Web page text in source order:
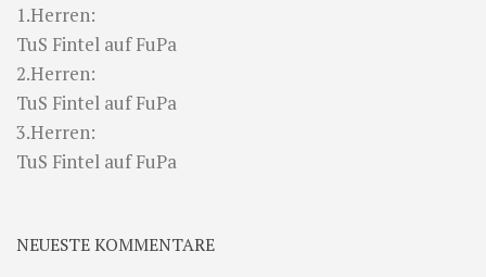
1.Herren:
TuS Fintel auf FuPa
2.Herren:
TuS Fintel auf FuPa
3.Herren:
TuS Fintel auf FuPa
NEUESTE KOMMENTARE